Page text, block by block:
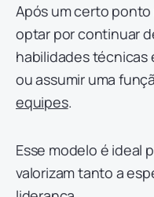
Após um certo
optar por continuar
habilidades técnicas
ou assumir uma
equipes.
Esse modelo é ideal
valorizam tanto a